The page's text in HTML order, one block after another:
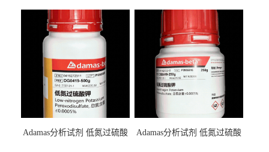
Adamas分析试剂 低氮过硫酸
Adamas分析试剂 低氮过硫酸